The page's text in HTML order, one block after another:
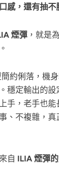
感，還有抽不
煙彈 ，就是
約俐落，機
穩定輸出的設
手，老手也能
、不複雜，真
自 ILIA 煙彈